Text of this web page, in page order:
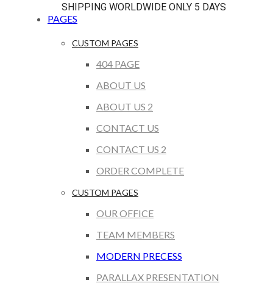
SHIPPING WORLDWIDE ONLY 5 DAYS
PAGES
CUSTOM PAGES
404 PAGE
ABOUT US
ABOUT US 2
CONTACT US
CONTACT US 2
ORDER COMPLETE
CUSTOM PAGES
OUR OFFICE
TEAM MEMBERS
MODERN PRECESS
PARALLAX PRESENTATION